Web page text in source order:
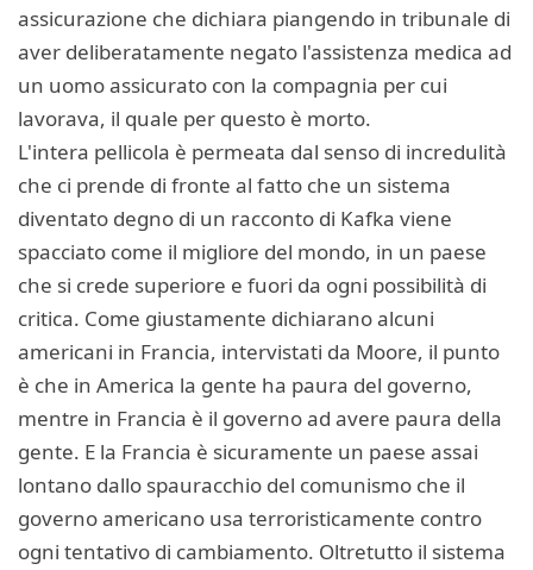
assicurazione che dichiara piangendo in tribunale di
aver deliberatamente negato l'assistenza medica ad
un uomo assicurato con la compagnia per cui
lavorava, il quale per questo è morto.
L'intera pellicola è permeata dal senso di incredulità
che ci prende di fronte al fatto che un sistema
diventato degno di un racconto di Kafka viene
spacciato come il migliore del mondo, in un paese
che si crede superiore e fuori da ogni possibilità di
critica. Come giustamente dichiarano alcuni
americani in Francia, intervistati da Moore, il punto
è che in America la gente ha paura del governo,
mentre in Francia è il governo ad avere paura della
gente. E la Francia è sicuramente un paese assai
lontano dallo spauracchio del comunismo che il
governo americano usa terroristicamente contro
ogni tentativo di cambiamento. Oltretutto il sistema